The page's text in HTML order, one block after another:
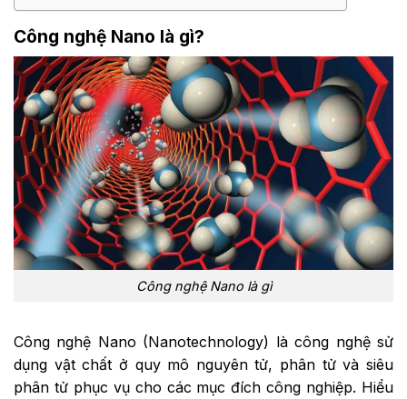
Công nghệ Nano là gì?
Công nghệ Nano là gì
Công nghệ Nano (Nanotechnology) là công nghệ sử
dụng vật chất ở quy mô nguyên tử, phân tử và siêu
phân tử phục vụ cho các mục đích công nghiệp. Hiểu